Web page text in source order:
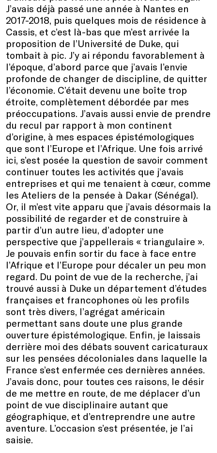
J’avais déjà passé une année à Nantes en
2017-2018, puis quelques mois de résidence à
Cassis, et c’est là-bas que m’est arrivée la
proposition de l’Université de Duke, qui
tombait à pic. J’y ai répondu favorablement à
l’époque, d’abord parce que j’avais l’envie
profonde de changer de discipline, de quitter
l’économie. C’était devenu une boîte trop
étroite, complètement débordée par mes
préoccupations. J’avais aussi envie de prendre
du recul par rapport à mon continent
d’origine, à mes espaces épistémologiques
que sont l’Europe et l’Afrique. Une fois arrivé
ici, s’est posée la question de savoir comment
continuer toutes les activités que j’avais
entreprises et qui me tenaient à cœur, comme
les Ateliers de la pensée à Dakar (Sénégal).
Or, il m’est vite apparu que j’avais désormais la
possibilité de regarder et de construire à
partir d’un autre lieu, d’adopter une
perspective que j’appellerais « triangulaire ».
Je pouvais enfin sortir du face à face entre
l’Afrique et l’Europe pour décaler un peu mon
regard. Du point de vue de la recherche, j’ai
trouvé aussi à Duke un département d’études
françaises et francophones où les profils
sont très divers, l’agrégat américain
permettant sans doute une plus grande
ouverture épistémologique. Enfin, je laissais
derrière moi des débats souvent caricaturaux
sur les pensées décoloniales dans laquelle la
France s’est enfermée ces dernières années.
J’avais donc, pour toutes ces raisons, le désir
de me mettre en route, de me déplacer d’un
point de vue disciplinaire autant que
géographique, et d’entreprendre une autre
aventure. L’occasion s’est présentée, je l’ai
saisie.